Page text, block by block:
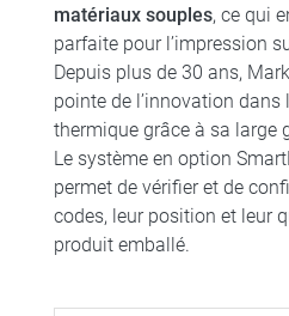
matériaux souples, ce qui
parfaite pour l’impression
Depuis plus de 30 ans,
pointe de l’innovation
thermique grâce à sa large
Le système en option
permet de vérifier et de
codes, leur position et leur
produit emballé.